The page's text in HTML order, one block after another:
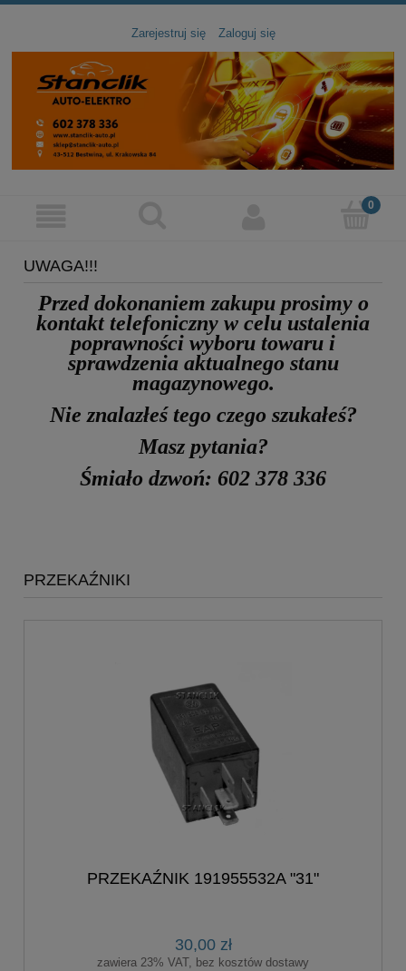
Zarejestruj się Zaloguj się
UWAGA!!!
Przed dokonaniem zakupu prosimy o
kontakt telefoniczny w celu ustalenia
poprawności wyboru towaru i
sprawdzenia aktualnego stanu
magazynowego.
Nie znalazłeś tego czego szukałeś?
Masz pytania?
Śmiało dzwoń: 602 378 336
PRZEKAŹNIKI
PRZEKAŹNIK 191955532A "31"
30,00 zł
zawiera 23% VAT, bez kosztów dostawy